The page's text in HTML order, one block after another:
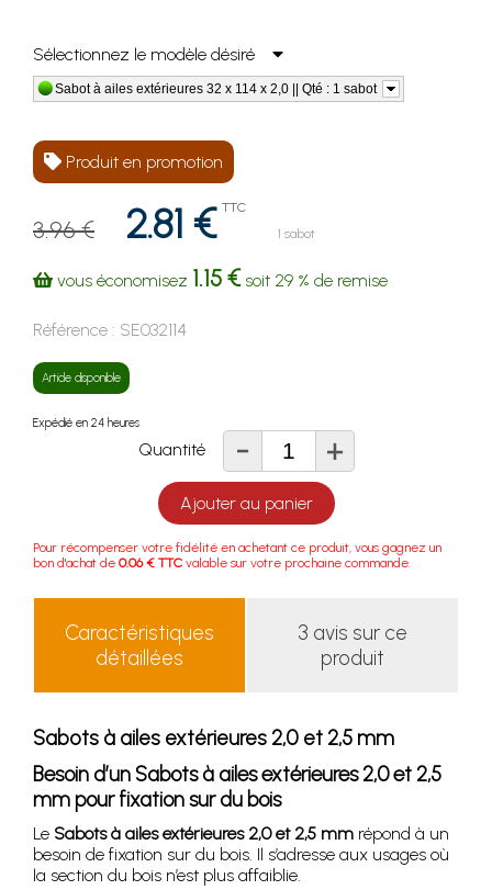
Sélectionnez le modèle désiré
Sabot à ailes extérieures 32 x 114 x 2,0 || Qté : 1 sabot
Produit en promotion
3.96 € 2.81 € TTC
1 sabot
vous économisez 1.15 €soit 29 % de remise
Référence : SE032114
Article disponible
Expédié en 24 heures
Quantité - +
Ajouter au panier
Pour récompenser votre fidélité en achetant ce produit, vous gagnez un
bon d'achat de 0.06 € TTC valable sur votre prochaine commande.
Caractéristiques
détaillées
3 avis sur ce
produit
Sabots à ailes extérieures 2,0 et 2,5 mm
Besoin d’un Sabots à ailes extérieures 2,0 et 2,5
mmpour fixation sur du bois
Le Sabots à ailes extérieures 2,0 et 2,5 mm répond à un
besoin de fixation sur du bois. Il s’adresse aux usages où
la section du bois n’est plus affaiblie.